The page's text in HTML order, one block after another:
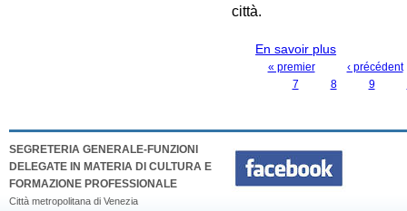
città.
En savoir plus
MUSEO DI
« premier
‹ précédent
7
8 9
SEGRETERIA GENERALE-FUNZIONI
DELEGATE IN MATERIA DI CULTURA E
FORMAZIONE PROFESSIONALE
Città metropolitana di Venezia